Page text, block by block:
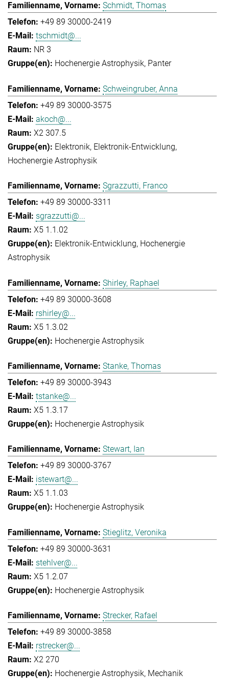
Schmidt, Thomas
+49 89 30000-2419
tschmidt@...
NR 3
Hochenergie Astrophysik Panter
Schweingruber, Anna
+49 89 30000-3575
akoch@...
X2 307.5
Elektronik Elektronik-Entwicklung
Hochenergie Astrophysik
Sgrazzutti, Franco
+49 89 30000-3311
sgrazzutti@...
X5 1.1.02
Elektronik-Entwicklung Hochenergie
Astrophysik
Shirley, Raphael
+49 89 30000-3608
rshirley@...
X5 1.3.02
Hochenergie Astrophysik
Stanke, Thomas
+49 89 30000-3943
tstanke@...
X5 1.3.17
Hochenergie Astrophysik
Stewart, Ian
+49 89 30000-3767
istewart@...
X5 1.1.03
Hochenergie Astrophysik
Stieglitz, Veronika
+49 89 30000-3631
stehlver@...
X5 1.2.07
Hochenergie Astrophysik
Strecker, Rafael
+49 89 30000-3858
rstrecker@...
X2 270
Hochenergie Astrophysik Mechanik